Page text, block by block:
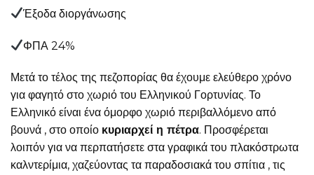
Έξοδα διοργάνωσης
ΦΠΑ 24%
Μετά το τέλος της πεζοπορίας θα έχουμε ελεύθερο χρόνο
για φαγητό στο χωριό του Ελληνικού Γορτυνίας. Το
Ελληνικό είναι ένα όμορφο χωριό περιβαλλόμενο από
βουνά , στο οποίο κυριαρχεί η πέτρα. Προσφέρεται
λοιπόν για να περπατήσετε στα γραφικά του πλακόστρωτα
καλντερίμια, χαζεύοντας τα παραδοσιακά του σπίτια , τις